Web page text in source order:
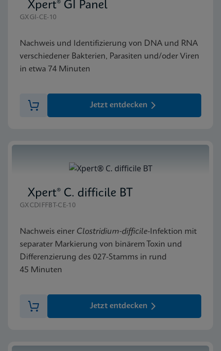
Xpert® GI Panel
GXGI-CE-10
Nachweis und Identifizierung von DNA und RNA
verschiedener Bakterien, Parasiten und/oder Viren
in etwa 74 Minuten
Jetzt entdecken
Xpert® C. difficile BT
GXCDIFFBT-CE-10
Nachweis einer Clostridium-difficile-Infektion mit
separater Markierung von binärem Toxin und
Differenzierung des 027-Stamms in rund
45 Minuten
Jetzt entdecken